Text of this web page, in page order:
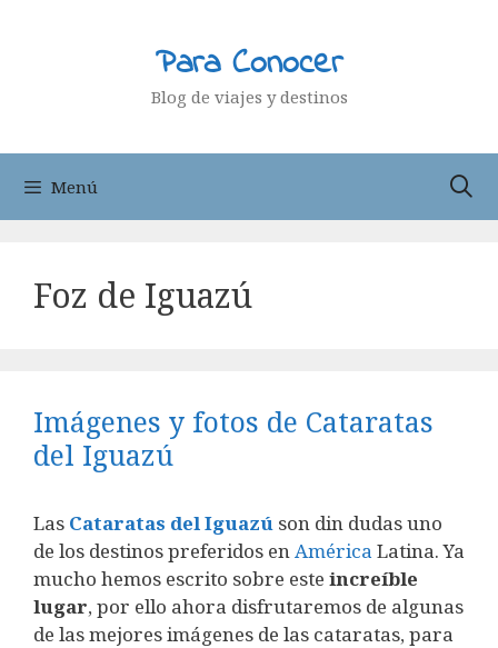
Para Conocer
Blog de viajes y destinos
Menú
Foz de Iguazú
Imágenes y fotos de Cataratas
del Iguazú
Las Cataratas del Iguazú son din dudas uno
de los destinos preferidos enAmérica Latina. Ya
mucho hemos escrito sobre este increíble
lugar, por ello ahora disfrutaremos de algunas
de las mejores imágenes de las cataratas, para